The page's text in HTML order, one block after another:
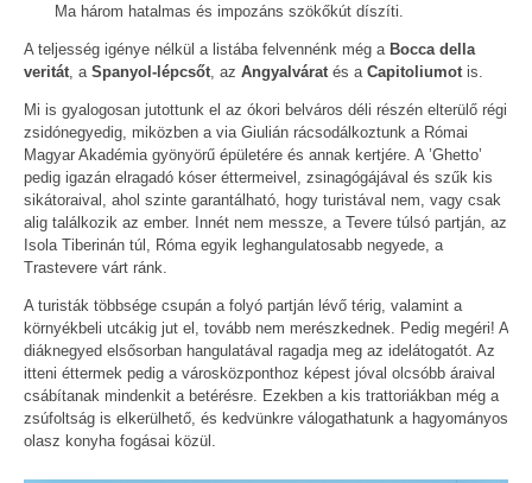
Ma három hatalmas és impozáns szökőkút díszíti.
A teljesség igénye nélkül a listába felvennénk még a Bocca della
veritát , a Spanyol-lépcsőt , az Angyalvárat és a Capitoliumot is.
Mi is gyalogosan jutottunk el az ókori belváros déli részén elterülő régi
zsidónegyedig, miközben a via Giulián rácsodálkoztunk a Római
Magyar Akadémia gyönyörű épületére és annak kertjére. A ’Ghetto’
pedig igazán elragadó kóser éttermeivel, zsinagógájával és szűk kis
sikátoraival, ahol szinte garantálható, hogy turistával nem, vagy csak
alig találkozik az ember. Innét nem messze, a Tevere túlsó partján, az
Isola Tiberinán túl, Róma egyik leghangulatosabb negyede, a
Trastevere várt ránk.
A turisták többsége csupán a folyó partján lévő térig, valamint a
környékbeli utcákig jut el, tovább nem merészkednek. Pedig megéri! A
diáknegyed elsősorban hangulatával ragadja meg az idelátogatót. Az
itteni éttermek pedig a városközponthoz képest jóval olcsóbb áraival
csábítanak mindenkit a betérésre. Ezekben a kis trattoriákban még a
zsúfoltság is elkerülhető, és kedvünkre válogathatunk a hagyományos
olasz konyha fogásai közül.